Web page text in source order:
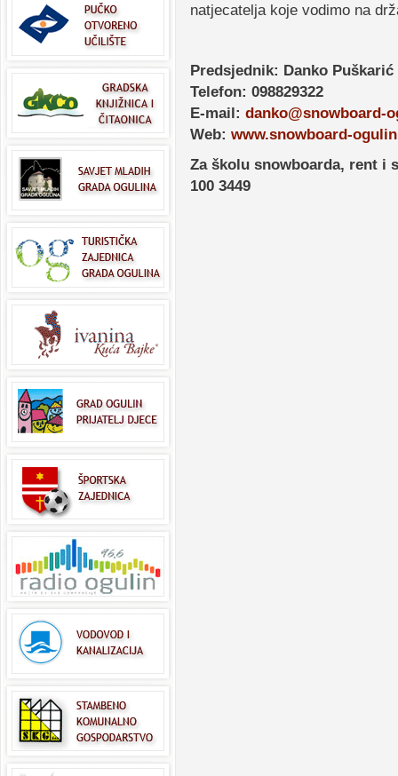
natjecatelja koje vodimo na
Predsjednik: Danko Puškarić
Telefon: 098829322
E-mail: danko@snowboard-
Web: www.snowboard-
Za školu snowboarda, rent i
100 3449